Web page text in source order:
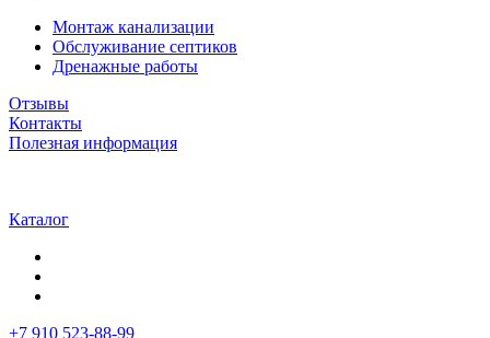
Монтаж канализации
Обслуживание септиков
Дренажные работы
Отзывы
Контакты
Полезная информация
Каталог
+7 910 523-88-99